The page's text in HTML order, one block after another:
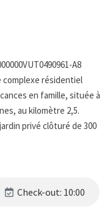
A8
complexe résidentiel
en famille, située à
au kilomètre 2,5.
privé clôturé de 300
pour adultes et enfants,
Check-out: 10:00